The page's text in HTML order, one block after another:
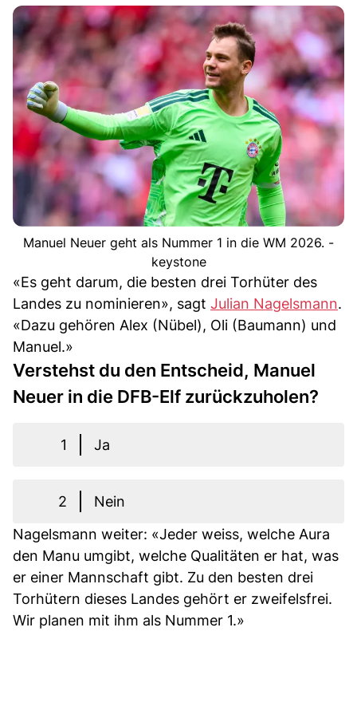
Manuel Neuer geht als Nummer 1 in die WM 2026. -
keystone
«Es geht darum, die besten drei Torhüter des
Landes zu nominieren», sagt Julian Nagelsmann.
«Dazu gehören Alex (Nübel), Oli (Baumann) und
Manuel.»
Verstehst du den Entscheid, Manuel
Neuer in die DFB-Elf zurückzuholen?
1 Ja
2
Nein
Nagelsmann weiter: «Jeder weiss, welche Aura
den Manu umgibt, welche Qualitäten er hat, was
er einer Mannschaft gibt. Zu den besten drei
Torhütern dieses Landes gehört er zweifelsfrei.
Wir planen mit ihm als Nummer 1.»